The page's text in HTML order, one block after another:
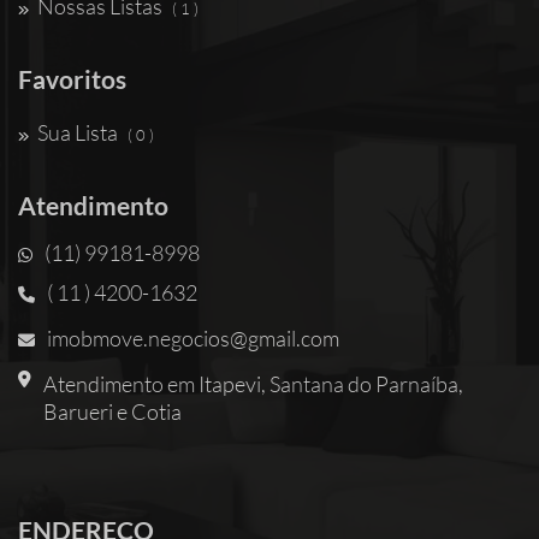
Nossas Listas ( 1 )
Favoritos
Sua Lista ( 0 )
Atendimento
(11) 99181-8998
( 11 ) 4200-1632
imobmove.negocios@gmail.com
Atendimento em Itapevi, Santana do Parnaíba,
Barueri e Cotia
ENDEREÇO